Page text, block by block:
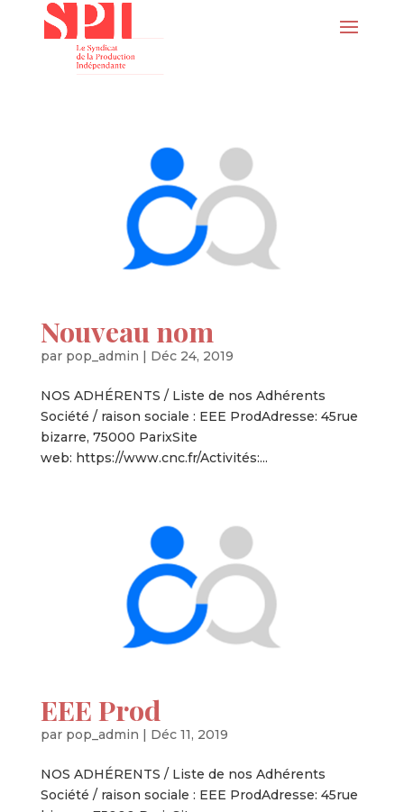
Nouveau nom
par pop_admin | Déc 24, 2019
NOS ADHÉRENTS / Liste de nos Adhérents
Société / raison sociale : EEE ProdAdresse: 45rue
bizarre, 75000 ParixSite
web: https://www.cnc.fr/Activités:...
EEE Prod
par pop_admin Déc 11, 2019
NOS ADHÉRENTS / Liste de nos Adhérents
Société / raison sociale : EEE ProdAdresse: 45rue